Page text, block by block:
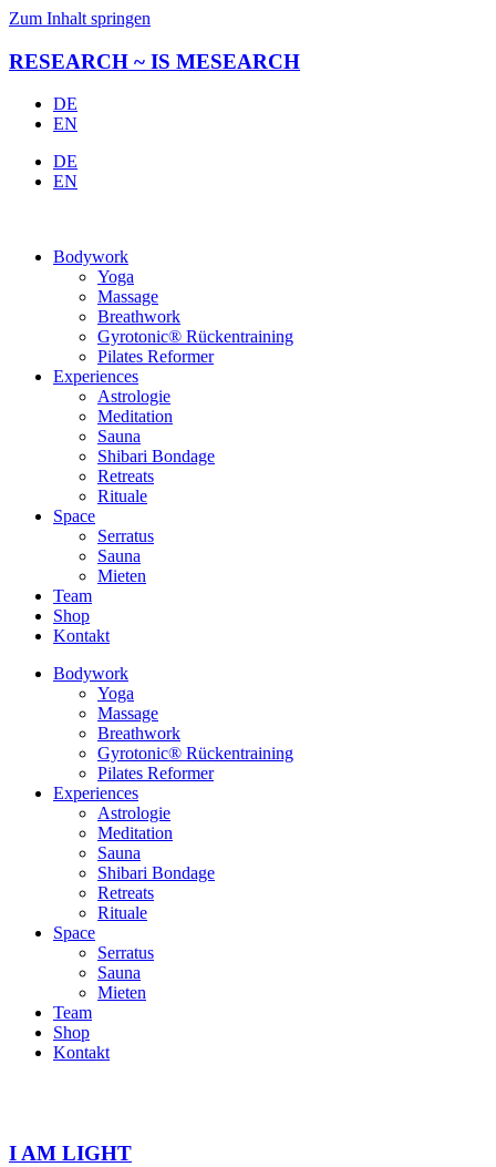
Zum Inhalt springen
RESEARCH ~ IS MESEARCH
DE
EN
DE
EN
Bodywork
Yoga
Massage
Breathwork
Gyrotonic® Rückentraining
Pilates Reformer
Experiences
Astrologie
Meditation
Sauna
Shibari Bondage
Retreats
Rituale
Space
Serratus
Sauna
Mieten
Team
Shop
Kontakt
Bodywork
Yoga
Massage
Breathwork
Gyrotonic® Rückentraining
Pilates Reformer
Experiences
Astrologie
Meditation
Sauna
Shibari Bondage
Retreats
Rituale
Space
Serratus
Sauna
Mieten
Team
Shop
Kontakt
I AM LIGHT